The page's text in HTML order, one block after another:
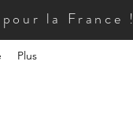
la France !
Plus